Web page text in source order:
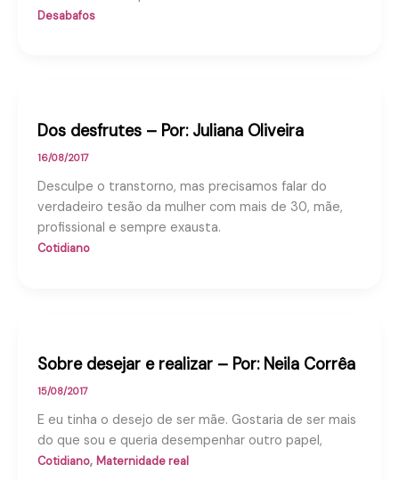
Desabafos
Dos desfrutes – Por: Juliana Oliveira
16/08/2017
Desculpe o transtorno, mas precisamos falar do
verdadeiro tesão da mulher com mais de 30, mãe,
profissional e sempre exausta.
Cotidiano
Sobre desejar e realizar – Por: Neila Corrêa
15/08/2017
E eu tinha o desejo de ser mãe. Gostaria de ser mais
do que sou e queria desempenhar outro papel,
Cotidiano, Maternidade real